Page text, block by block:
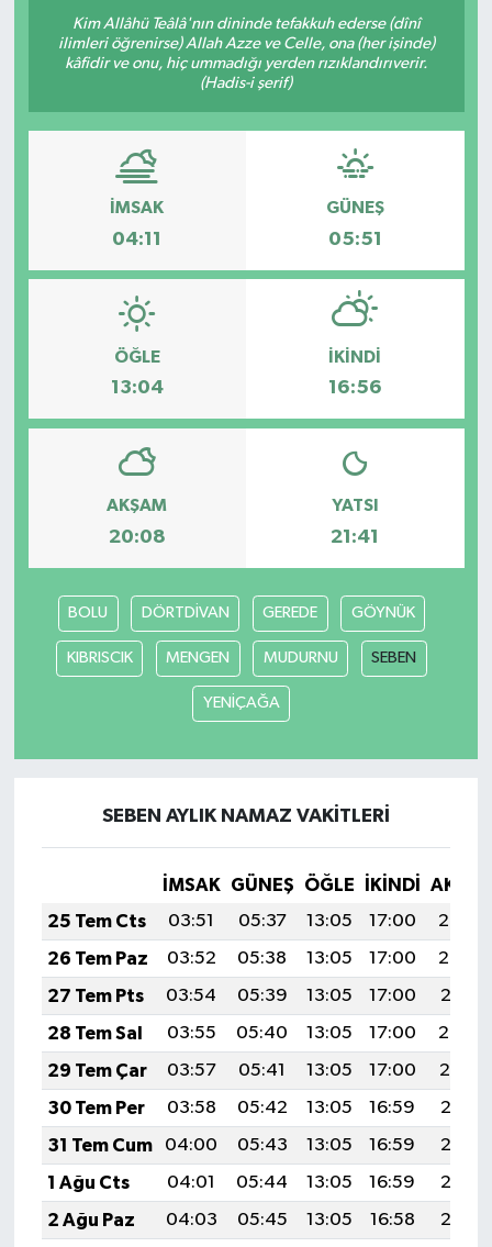
Kim Allâhü Teâlâ'nın dininde tefakkuh ederse (dînî
ilimleri öğrenirse) Allah Azze ve Celle, ona (her işinde)
kâfidir ve onu, hiç ummadığı yerden rızıklandırıverir.
(Hadis-i şerif)
İMSAK
04:11
GÜNEŞ
05:51
ÖĞLE
13:04
İKINDI
16:56
AKŞAM
20:08
YATSI
21:41
BOLU DÖRTDİVAN GEREDE GÖYNÜK
KIBRISCIK MENGEN MUDURNU SEBEN
YENİÇAĞA
SEBEN AYLIK NAMAZ VAKITLERI
İMSAK GÜNEŞ ÖĞLE İKINDI
25 Tem Cts
03:51 05:37 13:05 17:00
20:23
26 Tem Paz
03:52 05:38 13:05 17:00
20:22
27 Tem Pts
03:54 05:39 13:05 17:00
20:21
28 Tem Sal
03:55 05:40 13:05 17:00
20:20
29 Tem Çar
03:57 05:41 13:05 17:00
20:19
30 Tem Per
03:58 05:42 13:05 16:59
20:18
31 Tem Cum
04:00 05:43 13:05 16:59
20:17
1 Ağu Cts
04:01 05:44 13:05 16:59
20:16
2 Ağu Paz
04:03 05:45 13:05 16:58
20:15
Yazarlar